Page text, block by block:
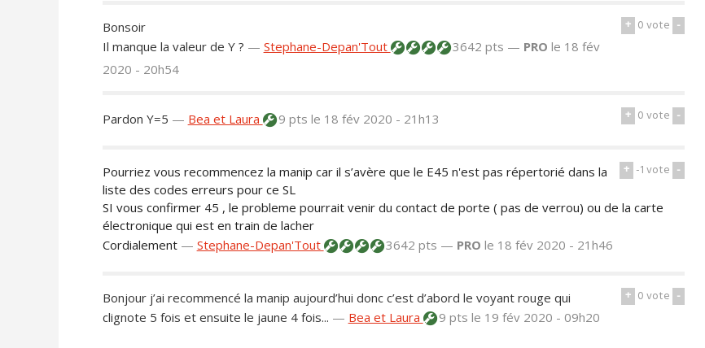
+ 0vote -
Bonsoir
Il manque la valeur de Y ? — Stephane-Depan'Tout 3642 pts — PRO le 18 fév
2020 - 20h54
+ 0vote -
Pardon Y=5 — Bea et Laura 9 pts le 18 fév 2020 - 21h13
+ -1vote -
Pourriez vous recommencez la manip car il s’avère que le E45 n'est pas répertorié dans la
liste des codes erreurs pour ce SL
SI vous confirmer 45 , le probleme pourrait venir du contact de porte ( pas de verrou) ou de la carte
électronique qui est en train de lacher
Cordialement — Stephane-Depan'Tout 3642 pts — PRO le 18 fév 2020 - 21h46
+ 0vote -
Bonjour j’ai recommencé la manip aujourd’hui donc c’est d’abord le voyant rouge qui
clignote 5 fois et ensuite le jaune 4 fois... — Bea et Laura 9 pts le 19 fév 2020 - 09h20